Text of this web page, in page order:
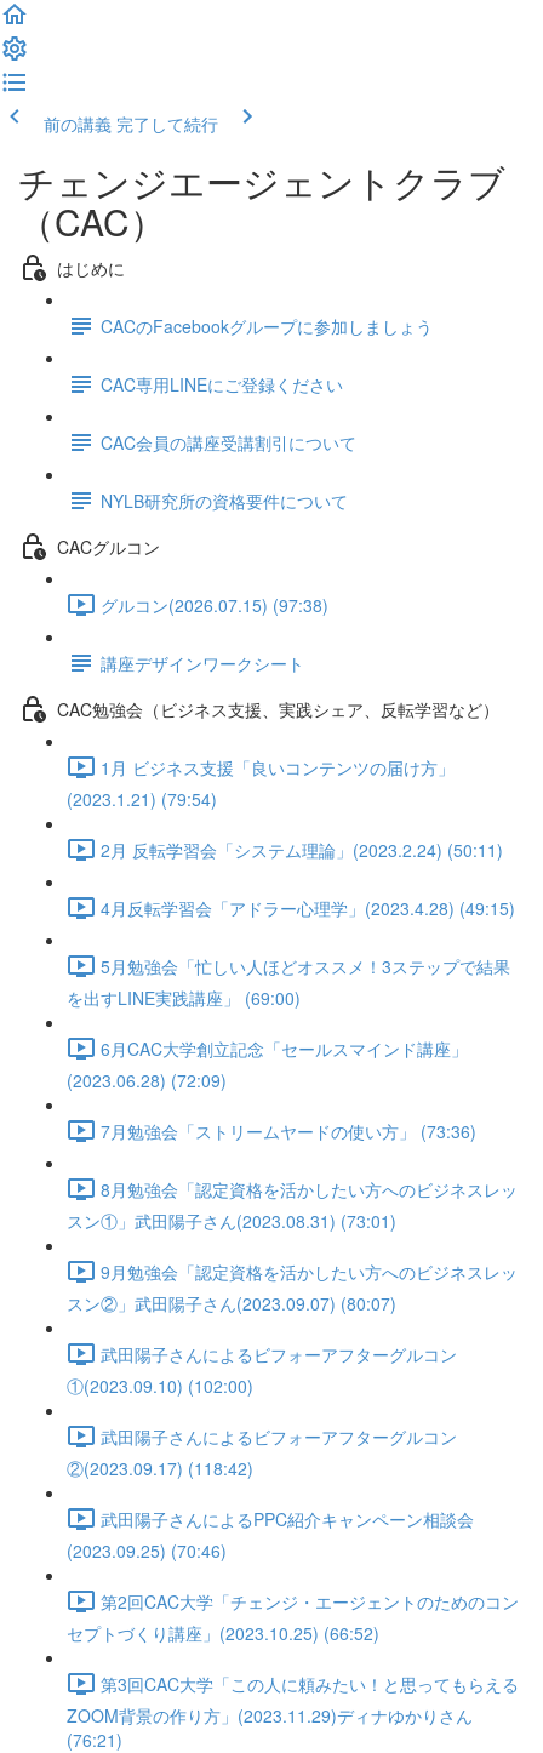
前の講義 完了して続行
チェンジエージェントクラブ
（CAC）
はじめに
CACのFacebookグループに参加しましょう
CAC専用LINEにご登録ください
CAC会員の講座受講割引について
NYLB研究所の資格要件について
CACグルコン
グルコン(2026.07.15) (97:38)
講座デザインワークシート
CAC勉強会（ビジネス支援、実践シェア、反転学習など）
1月 ビジネス支援「良いコンテンツの届け方」
(2023.1.21) (79:54)
2月 反転学習会「システム理論」(2023.2.24) (50:11)
4月反転学習会「アドラー心理学」(2023.4.28) (49:15)
5月勉強会「忙しい人ほどオススメ！3ステップで結果
を出すLINE実践講座」 (69:00)
6月CAC大学創立記念「セールスマインド講座」
(2023.06.28) (72:09)
7月勉強会「ストリームヤードの使い方」 (73:36)
8月勉強会「認定資格を活かしたい方へのビジネスレッ
スン①」武田陽子さん(2023.08.31) (73:01)
9月勉強会「認定資格を活かしたい方へのビジネスレッ
スン②」武田陽子さん(2023.09.07) (80:07)
武田陽子さんによるビフォーアフターグルコン
①(2023.09.10) (102:00)
武田陽子さんによるビフォーアフターグルコン
②(2023.09.17) (118:42)
武田陽子さんによるPPC紹介キャンペーン相談会
(2023.09.25) (70:46)
第2回CAC大学「チェンジ・エージェントのためのコン
セプトづくり講座」(2023.10.25) (66:52)
第3回CAC大学「この人に頼みたい！と思ってもらえる
ZOOM背景の作り方」(2023.11.29)ディナゆかりさん
(76:21)